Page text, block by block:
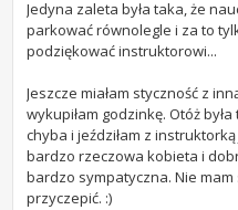
Jedyna zaleta była taka, że
parkować równolegle i za to
podziękować instruktorowi...
Jeszcze miałam styczność z
wykupiłam godzinkę. Otóż
chyba i jeździłam z instruktorką
bardzo rzeczowa kobieta i
bardzo sympatyczna. Nie mam
przyczepić. :)